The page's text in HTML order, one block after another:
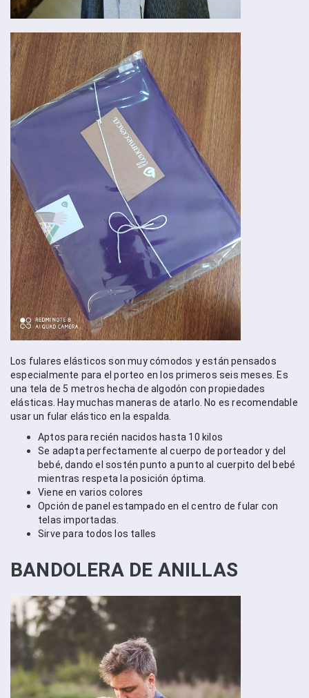
Los fulares elásticos son muy cómodos y están pensados
especialmente para el porteo en los primeros seis meses. Es
una tela de 5 metros hecha de algodón con propiedades
elásticas. Hay muchas maneras de atarlo. No es recomendable
usar un fular elástico en la espalda.
Aptos para recién nacidos hasta 10 kilos
Se adapta perfectamente al cuerpo de porteador y del
bebé, dando el sostén punto a punto al cuerpito del bebé
mientras respeta la posición óptima.
Viene en varios colores
Opción de panel estampado en el centro de fular con
telas importadas.
Sirve para todos los talles
BANDOLERA DE ANILLAS